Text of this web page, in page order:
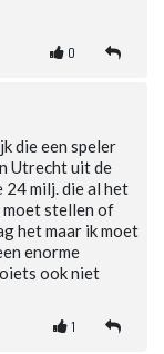
0
die een speler
Utrecht uit de
24 milj. die al het
moet stellen of
het maar ik moet
enorme
ook niet
1